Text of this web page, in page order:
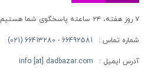
۷ روز هفته، ۲۴ ساعته پاسخگوی شما هستیم
شماره تماس : 66492581 - 66413280 (021)
آدرس ایمیل : info [at] dadbazar.com